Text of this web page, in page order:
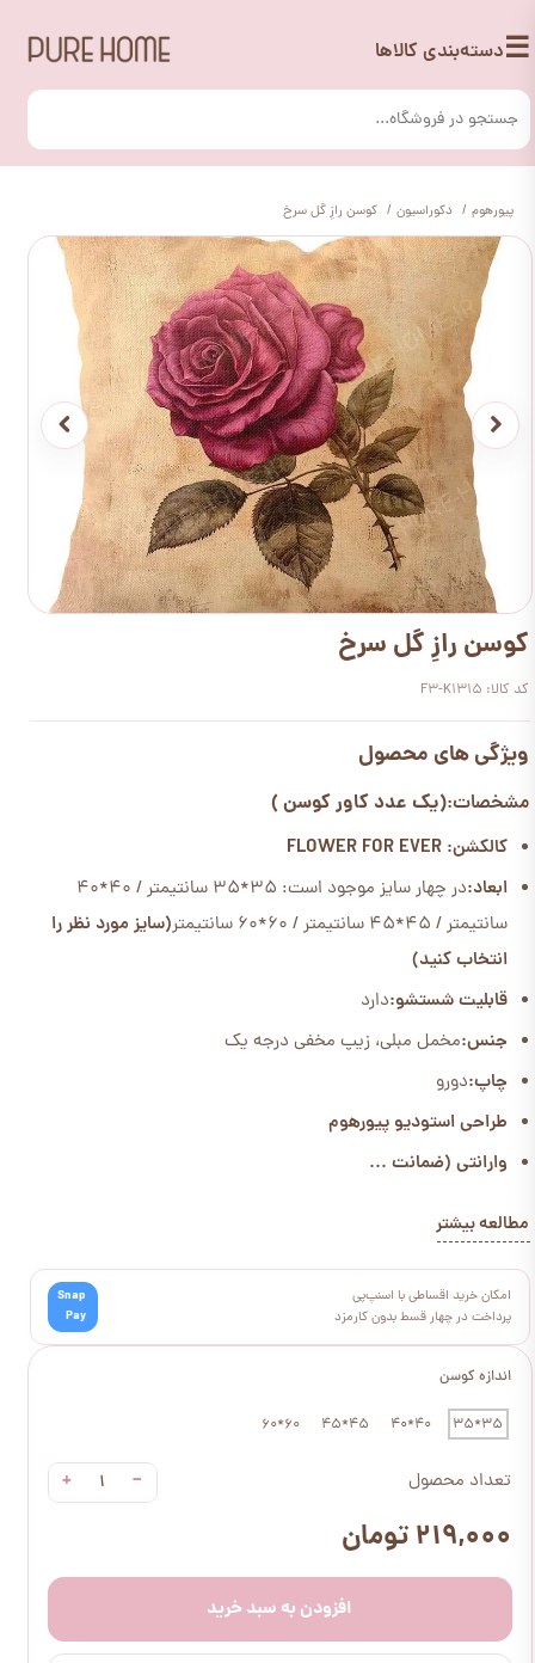
☰دسته‌بندی کالاها
پیورهوم دکوراسیون کوسن رازِ گل سرخ
اندازه کوسن
35*35
40*40
45*45
60*60
تعداد محصول −
+
۲۱۹,۰۰۰ تومان
افزودن به سبد خرید
کوسن رازِ گل سرخ
کد کالا: F3-K1315
ویژگی های محصول
مشخصات:(یک عدد کاور کوسن )
کالکشن: FLOWER FOR EVER
ابعاد:
در چهار سایز موجود است: 35*35 سانتیمتر / 40*40
سانتیمتر / 45*45 سانتیمتر / 60*60 سانتیمتر
(سایز مورد نظر را
انتخاب کنید)
قابلیت شستشو:دارد
جنس:مخمل مبلی، زیپ مخفی درجه یک
چاپ:دورو
طراحی استودیو پیورهوم
وارانتی (ضمانت ...
مطالعه بیشتر
امکان خرید اقساطی با اسنپ‌پی
پرداخت در چهار قسط بدون کارمزد
Snap
Pay